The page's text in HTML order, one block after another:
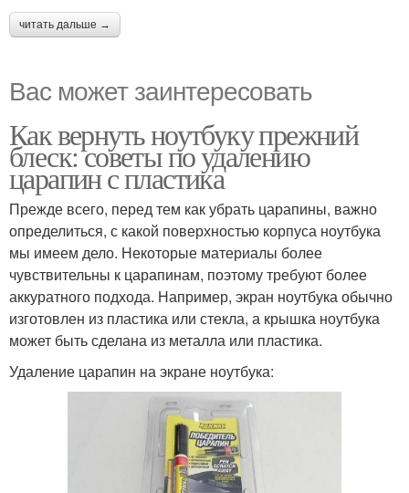
читать дальше →
Вас может заинтересовать
Как вернуть ноутбуку прежний
блеск: советы по удалению
царапин с пластика
Прежде всего, перед тем как убрать царапины, важно
определиться, с какой поверхностью корпуса ноутбука
мы имеем дело. Некоторые материалы более
чувствительны к царапинам, поэтому требуют более
аккуратного подхода. Например, экран ноутбука обычно
изготовлен из пластика или стекла, а крышка ноутбука
может быть сделана из металла или пластика.
Удаление царапин на экране ноутбука: